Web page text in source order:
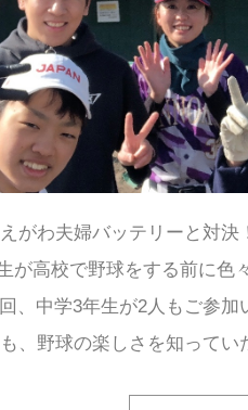
がわ夫婦バッテリーと対
が高校で野球をする前に色
、中学3年生が2人もご参
、野球の楽しさを知ってい